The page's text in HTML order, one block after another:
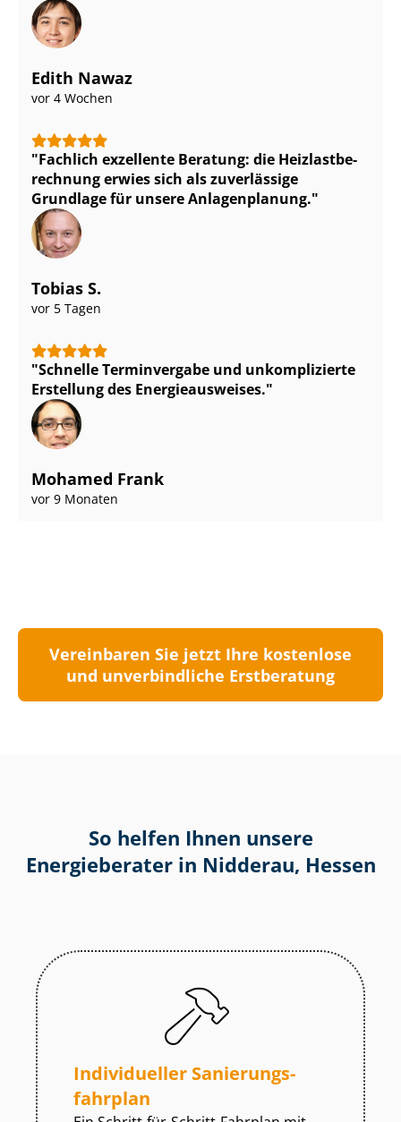
Edith Nawaz
vor 4 Wochen
Fachlich exzellente Beratung: die Heiz­last­be­
rech­nung erwies sich als zuverlässige
Grundlage für unsere Anlagenplanung.
Tobias S.
vor 5 Tagen
Schnelle Terminvergabe und unkomplizierte
Erstellung des En­er­gie­aus­wei­ses.
Mohamed Frank
vor 9 Monaten
Vereinbaren Sie jetzt Ihre kostenlose
und unverbindliche Erstberatung
So helfen Ihnen unsere
Energieberater in Nidderau, Hessen
Individueller Sa­nie­rungs­
fahr­plan